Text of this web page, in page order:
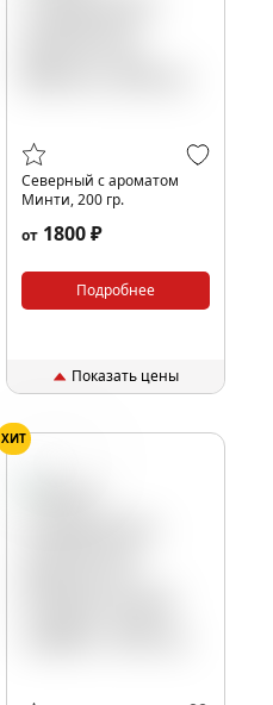
Северный с ароматом
Минти, 200 гр.
от 1800 ₽
Подробнее
Показать цены
ХИТ